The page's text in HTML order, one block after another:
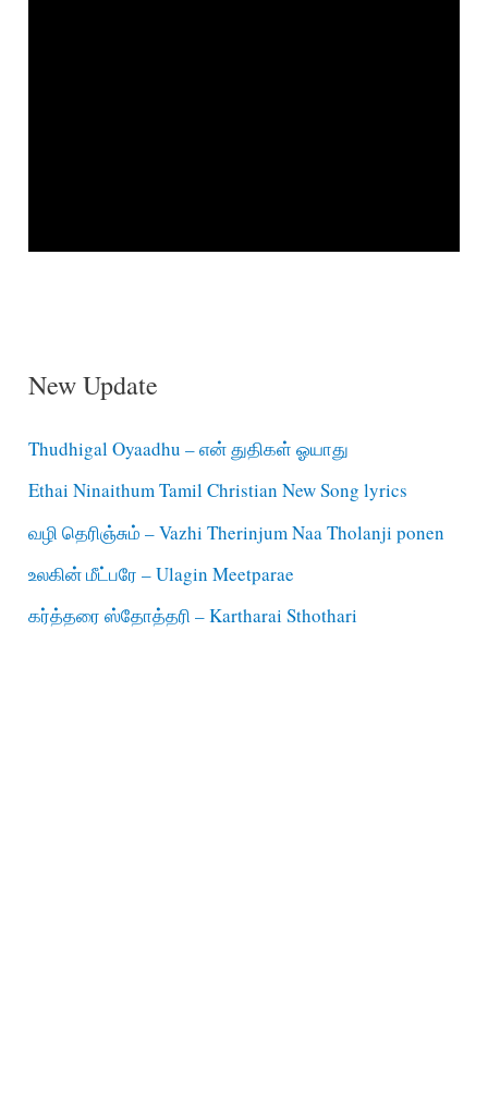
New Update
Thudhigal Oyaadhu – என் துதிகள் ஓயாது
Ethai Ninaithum Tamil Christian New Song lyrics
வழி தெரிஞ்சும் – Vazhi Therinjum Naa Tholanji ponen
உலகின் மீட்பரே – Ulagin Meetparae
கர்த்தரை ஸ்தோத்தரி – Kartharai Sthothari